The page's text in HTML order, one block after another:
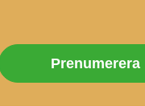
Prenumerera